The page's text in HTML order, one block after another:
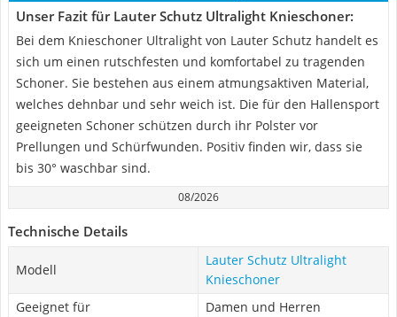
Unser Fazit für Lauter Schutz Ultralight Knieschoner:
Bei dem Knieschoner Ultralight von Lauter Schutz handelt es
sich um einen rutschfesten und komfortabel zu tragenden
Schoner. Sie bestehen aus einem atmungsaktiven Material,
welches dehnbar und sehr weich ist. Die für den Hallensport
geeigneten Schoner schützen durch ihr Polster vor
Prellungen und Schürfwunden. Positiv finden wir, dass sie
bis 30° waschbar sind.
08/2026
Technische Details
Modell
Lauter Schutz Ultralight
Knieschoner
Geeignet für
Damen und Herren